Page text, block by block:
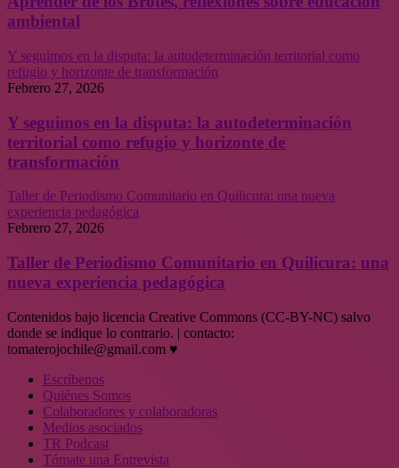
ambiental
Y seguimos en la disputa: la autodeterminación territorial como
refugio y horizonte de transformación
Febrero 27, 2026
Y seguimos en la disputa: la autodeterminación
territorial como refugio y horizonte de
transformación
Taller de Periodismo Comunitario en Quilicura: una nueva
experiencia pedagógica
Febrero 27, 2026
Taller de Periodismo Comunitario en Quilicura: una
nueva experiencia pedagógica
Contenidos bajo licencia Creative Commons (CC-BY-NC) salvo
donde se indique lo contrario. | contacto:
tomaterojochile@gmail.com ♥
Escríbenos
Quiénes Somos
Colaboradores y colaboradoras
Medios asociados
TR Podcast
Tómate una Entrevista